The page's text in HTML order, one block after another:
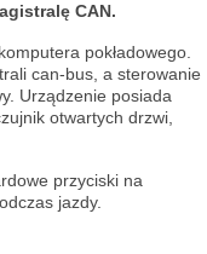
CAN.
pokładowego.
can-bus, a sterowanie
Urządzenie posiada
otwartych drzwi,
przyciski na
jazdy.